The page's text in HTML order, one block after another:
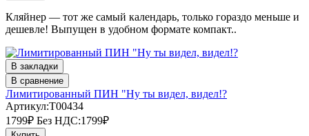
Кляйнер — тот же самый календарь, только гораздо меньше и
дешевле! Выпущен в удобном формате компакт..
В закладки
В сравнение
Лимитированный ПИН "Ну ты видел, видел!?
Артикул:T00434
1799₽ Без НДС:1799₽